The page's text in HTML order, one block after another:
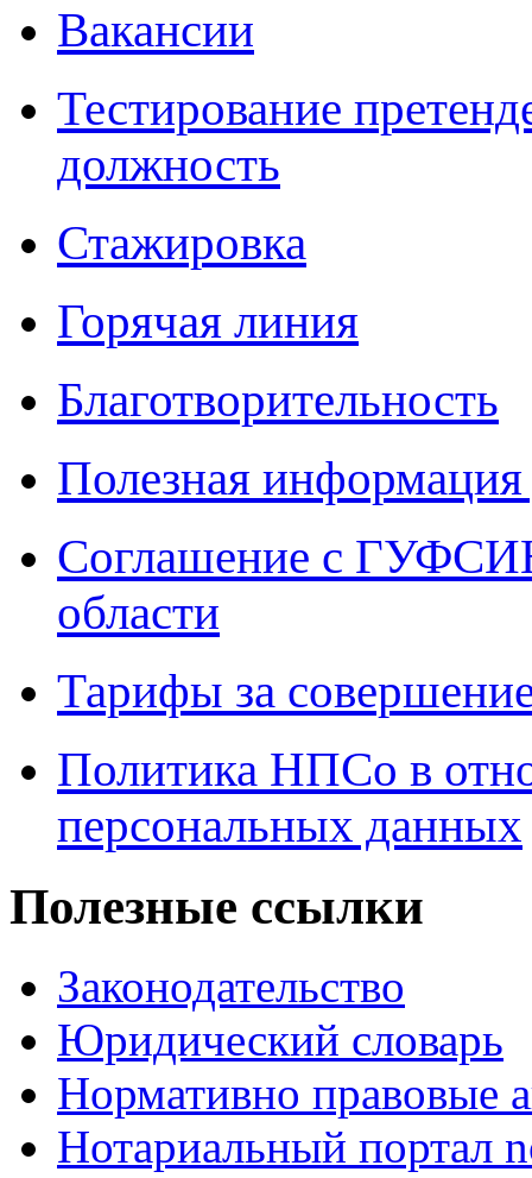
Вакансии
Тестирование
должность
Стажировка
Горячая линия
Благотворительность
Полезная
Соглашение с
области
Тарифы за
Политика НПСо в
персональных данных
Полезные ссылки
Законодательство
Юридический словарь
Нормативно правовые
Нотариальный портал